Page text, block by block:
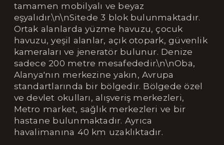
tamamen mobilyalı ve beyaz
eşyalıdır.\n\nSitede 3 blok bulunmaktadır.
Ortak alanlarda yüzme havuzu, çocuk
havuzu, yeşil alanlar, açık otopark, güvenlik
kameraları ve jeneratör bulunur. Denize
sadece 200 metre mesafededir.\n\nOba,
Alanya'nın merkezine yakın, Avrupa
standartlarında bir bölgedir. Bölgede özel
ve devlet okulları, alışveriş merkezleri,
Metro market, sağlık merkezleri ve bir
hastane bulunmaktadır. Ayrıca
havalimanına 40 km uzaklıktadır.